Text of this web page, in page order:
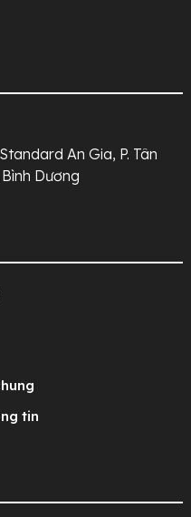
An Gia, P. Tân
Dương
tin